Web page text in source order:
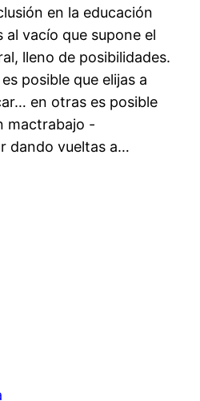
en la educación
vacío que supone el
lleno de posibilidades.
posible que elijas a
en otras es posible
mactrabajo -
dando vueltas a…